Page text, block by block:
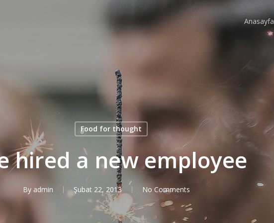
Anasayfa
Food for thought
hired a new employee
By admin Şubat 22, 2013 No Comments